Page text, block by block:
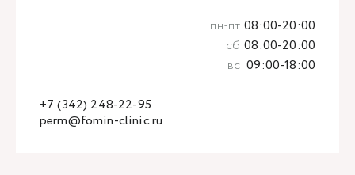
perm@fomin-clinic.ru
+7 (342) 248-22-95
пн-пт 08:00-20:00
сб 08:00-20:00
вс 09:00-18:00